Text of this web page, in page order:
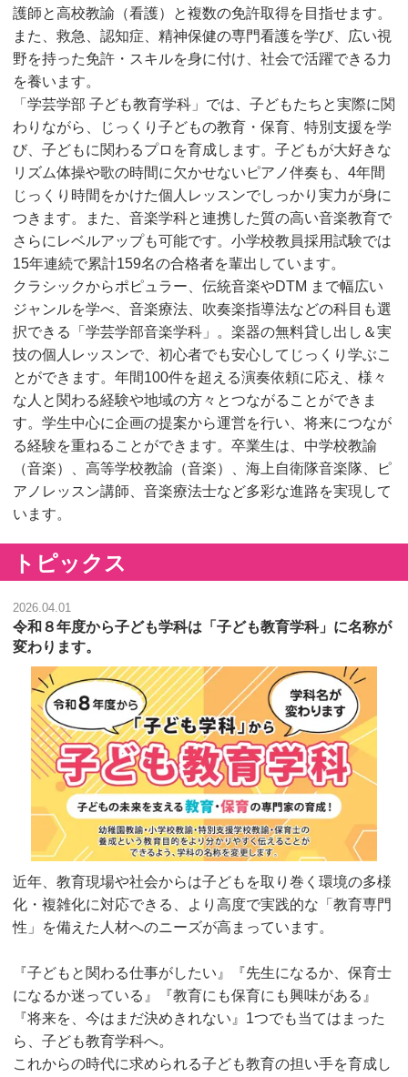
護師と高校教諭（看護）と複数の免許取得を目指せます。
また、救急、認知症、精神保健の専門看護を学び、広い視
野を持った免許・スキルを身に付け、社会で活躍できる力
を養います。
「学芸学部 子ども教育学科」では、子どもたちと実際に関
わりながら、じっくり子どもの教育・保育、特別支援を学
び、子どもに関わるプロを育成します。子どもが大好きな
リズム体操や歌の時間に欠かせないピアノ伴奏も、4年間
じっくり時間をかけた個人レッスンでしっかり実力が身に
つきます。また、音楽学科と連携した質の高い音楽教育で
さらにレベルアップも可能です。小学校教員採用試験では
15年連続で累計159名の合格者を輩出しています。
クラシックからポピュラー、伝統音楽やDTM まで幅広い
ジャンルを学べ、音楽療法、吹奏楽指導法などの科目も選
択できる「学芸学部音楽学科」。楽器の無料貸し出し＆実
技の個人レッスンで、初心者でも安心してじっくり学ぶこ
とができます。年間100件を超える演奏依頼に応え、様々
な人と関わる経験や地域の方々とつながることができま
す。学生中心に企画の提案から運営を行い、将来につなが
る経験を重ねることができます。卒業生は、中学校教諭
（音楽）、高等学校教諭（音楽）、海上自衛隊音楽隊、ピ
アノレッスン講師、音楽療法士など多彩な進路を実現して
います。
トピックス
2026.04.01
令和８年度から子ども学科は「子ども教育学科」に名称が
変わります。
近年、教育現場や社会からは子どもを取り巻く環境の多様
化・複雑化に対応できる、より高度で実践的な「教育専門
性」を備えた人材へのニーズが高まっています。
『子どもと関わる仕事がしたい』『先生になるか、保育士
になるか迷っている』『教育にも保育にも興味がある』
『将来を、今はまだ決めきれない』1つでも当てはまった
ら、子ども教育学科へ。
これからの時代に求められる子ども教育の担い手を育成し